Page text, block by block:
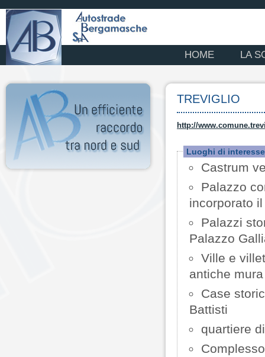
HOME LA
TREVIGLIO
http://
Luoghi di interesse
Castrum
Palazzo
incorporato
Palazzi
Palazzo
Ville e
antiche mura
Case
Battisti
quartiere